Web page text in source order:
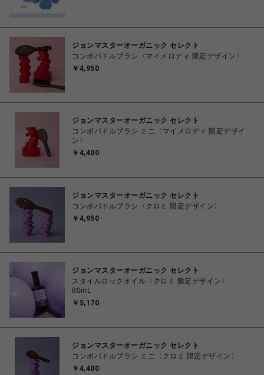
ジョンマスターオーガニック セレクト
コンボパドルブラシ〈マイメロディ 限定デザイン〉
￥4,950
ジョンマスターオーガニック セレクト
コンボパドルブラシ ミニ〈マイメロディ 限定デザイ
ン〉
￥4,400
ジョンマスターオーガニック セレクト
コンボパドルブラシ〈クロミ 限定デザイン〉
￥4,950
ジョンマスターオーガニック セレクト
スタイルロックオイル〈クロミ 限定デザイン〉
80mL
￥5,170
ジョンマスターオーガニック セレクト
コンボパドルブラシ ミニ〈クロミ 限定デザイン〉
￥4,400